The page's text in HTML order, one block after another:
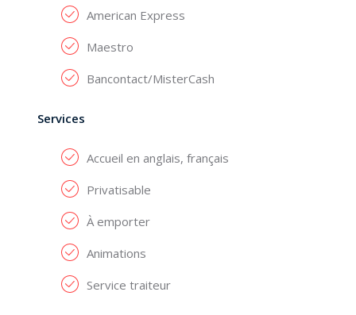
American Express
Maestro
Bancontact/MisterCash
Services
Accueil en anglais, français
Privatisable
À emporter
Animations
Service traiteur